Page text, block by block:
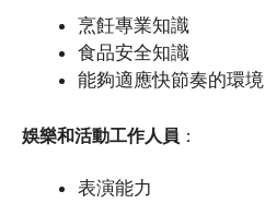
烹飪專業知識
食品安全知識
能夠適應快節奏的環境
娛樂和活動工作人員 ：
表演能力